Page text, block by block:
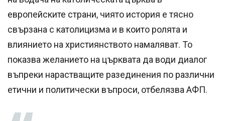
европейските страни, чиято история е тясно
свързана с католицизма и в които ролята и
влиянието на християнството намаляват. То
показва желанието на църквата да води диалог
въпреки нарастващите разединения по различни
етични и политически въпроси, отбелязва АФП.